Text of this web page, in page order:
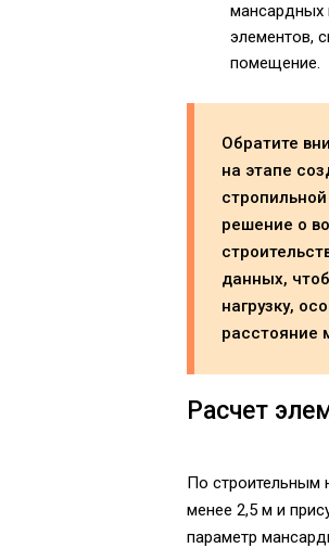
мансардных
элементов,
помещение.
Обратите
на этапе
решение о
данных,
нагрузку,
расстояние
Расчет
По строительным
менее 2,5 м и
параметр